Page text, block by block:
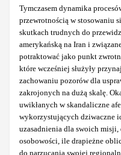
Tymczasem dynamika
przewrotnością w stosowaniu
skutkach trudnych do
amerykańską na Iran i
potraktować jako punkt
które wcześniej służyły
zachowaniu pozorów dla
zakrojonych na dużą skalę.
uwikłanych w skandaliczne
wykorzystujących dziwaczne
uzasadnienia dla swoich
osobowości, ile drapieżne
do narzucania swojej